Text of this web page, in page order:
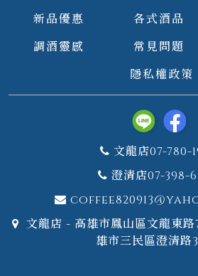
新品優惠 各式酒品
調酒靈感
常見問題
隱私權政策
文龍店07-780-
澄清店07-398-
文龍店 - 高雄市鳳山區文龍東
雄市三民區澄清路